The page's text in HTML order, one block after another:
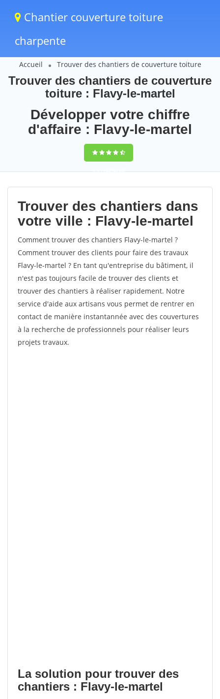
Chantier couverture toiture
charpente
Accueil Trouver des chantiers de couverture toiture
Trouver des chantiers de couverture
toiture : Flavy-le-martel
Développer votre chiffre
d'affaire : Flavy-le-martel
9,5(100%)68
votes
Trouver des chantiers dans
votre ville : Flavy-le-martel
Comment trouver des chantiers Flavy-le-martel ?
Comment trouver des clients pour faire des travaux
Flavy-le-martel ? En tant qu'entreprise du bâtiment, il
n'est pas toujours facile de trouver des clients et
trouver des chantiers à réaliser rapidement. Notre
service d'aide aux artisans vous permet de rentrer en
contact de manière instantannée avec des couvertures
à la recherche de professionnels pour réaliser leurs
projets travaux.
La solution pour trouver des
chantiers : Flavy-le-martel